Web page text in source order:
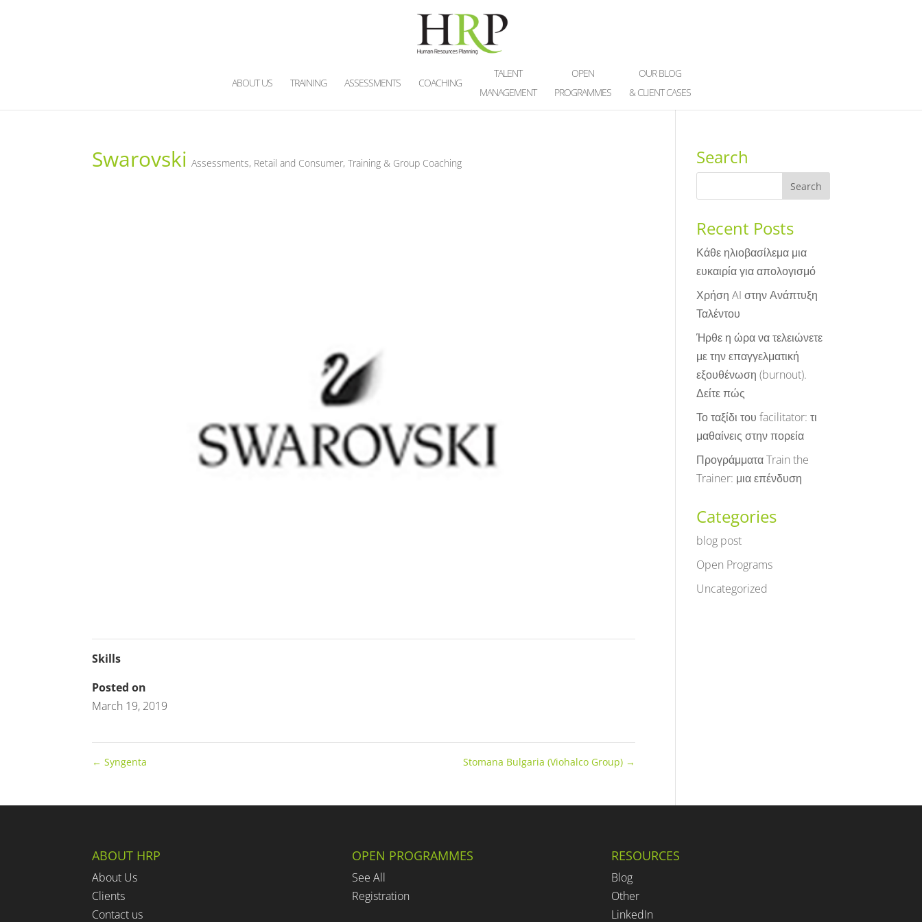
ABOUT US TRAINING ASSESSMENTS COACHING
TALENT
MANAGEMENT
OPEN
PROGRAMMES
OUR BLOG
& CLIENT CASES
Swarovski Assessments, Retail and Consumer,Training & Group Coaching
Skills
Posted on
March 19, 2019
← Syngenta Stomana Bulgaria (Viohalco Group) →
Search
Recent Posts
Κάθε ηλιοβασίλεμα μια
ευκαιρία για απολογισμό
Χρήση AI στην Ανάπτυξη
Ταλέντου
Ήρθε η ώρα να τελειώνετε
με την επαγγελματική
εξουθένωση (burnout).
Δείτε πώς
Το ταξίδι του facilitator: τι
μαθαίνεις στην πορεία
Προγράμματα Train the
Trainer: μια επένδυση
Categories
blog post
Open Programs
Uncategorized
ABOUT HRP
About Us
Clients
Contact us
OPEN PROGRAMMES
See All
Registration
RESOURCES
Blog
Other
LinkedIn